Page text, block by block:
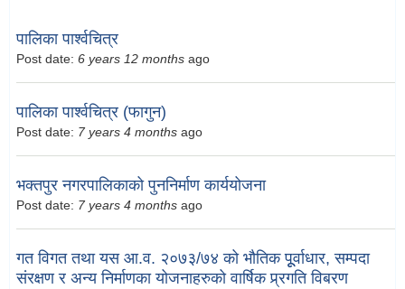
पालिका पार्श्वचित्र
Post date: 6 years 12 months ago
पालिका पार्श्वचित्र (फागुन)
Post date: 7 years 4 months ago
भक्तपुर नगरपालिकाको पुननिर्माण कार्ययोजना
Post date: 7 years 4 months ago
गत विगत तथा यस आ.व. २०७३/७४ को भौतिक पूूर्वाधार, सम्पदा
संरक्षण र अन्य निर्माणका योजनाहरुको वार्षिक प्र्रगति विबरण